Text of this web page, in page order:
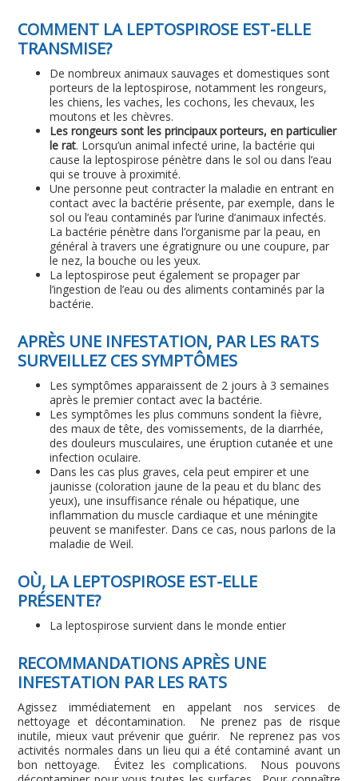
COMMENT LA LEPTOSPIROSE EST-ELLE
TRANSMISE?
De nombreux animaux sauvages et domestiques sont
porteurs de la leptospirose, notamment les rongeurs,
les chiens, les vaches, les cochons, les chevaux, les
moutons et les chèvres.
Les rongeurs sont les principaux porteurs, en particulier
le rat. Lorsqu’un animal infecté urine, la bactérie qui
cause la leptospirose pénètre dans le sol ou dans l’eau
qui se trouve à proximité.
Une personne peut contracter la maladie en entrant en
contact avec la bactérie présente, par exemple, dans le
sol ou l’eau contaminés par l’urine d’animaux infectés.
La bactérie pénètre dans l’organisme par la peau, en
général à travers une égratignure ou une coupure, par
le nez, la bouche ou les yeux.
La leptospirose peut également se propager par
l’ingestion de l’eau ou des aliments contaminés par la
bactérie.
APRÈS UNE INFESTATION, PAR LES RATS
SURVEILLEZ CES SYMPTÔMES
Les symptômes apparaissent de 2 jours à 3 semaines
après le premier contact avec la bactérie.
Les symptômes les plus communs sondent la fièvre,
des maux de tête, des vomissements, de la diarrhée,
des douleurs musculaires, une éruption cutanée et une
infection oculaire.
Dans les cas plus graves, cela peut empirer et une
jaunisse (coloration jaune de la peau et du blanc des
yeux), une insuffisance rénale ou hépatique, une
inflammation du muscle cardiaque et une méningite
peuvent se manifester. Dans ce cas, nous parlons de la
maladie de Weil.
OÙ, LA LEPTOSPIROSE EST-ELLE
PRÉSENTE?
La leptospirose survient dans le monde entier
RECOMMANDATIONS APRÈS UNE
INFESTATION PAR LES RATS
Agissez immédiatement en appelant nos services de
nettoyage et décontamination. Ne prenez pas de risque
inutile, mieux vaut prévenir que guérir. Ne reprenez pas vos
activités normales dans un lieu qui a été contaminé avant un
bon nettoyage. Évitez les complications. Nous pouvons